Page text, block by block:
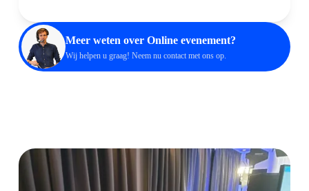
Meer weten over Online evenement?
Wij helpen u graag! Neem nu contactmet ons op.